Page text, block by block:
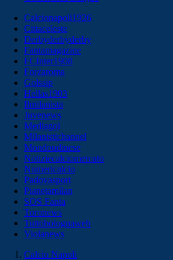
Calcionapoli1926
Cittaceleste
Derbyderbyderby
Fantamagazine
FCInter1908
Forzaroma
Golssip
Hellas1903
Ilmilanista
Juvenews
Mediagol
Milanistichannel
Mondoudinese
Notiziecalciomercato
Numericalcio
Padovasport
Pianetamilan
SOS Fanta
Toronews
Tuttobolognaweb
Violanews
Calcio Napoli